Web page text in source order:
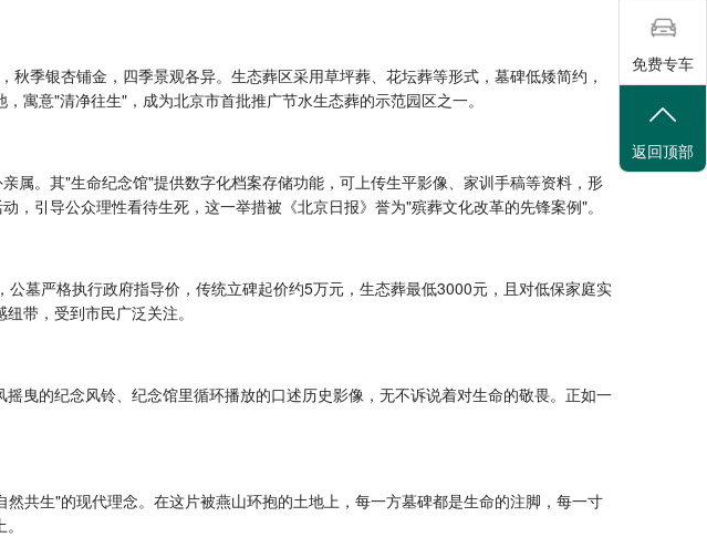
季银杏铺金，四季景观各异。生态葬区采用草坪葬、花坛葬等形式，墓碑低矮简约，
寓意"清净往生"，成为北京市首批推广节水生态葬的示范园区之一。
属。其"生命纪念馆"提供数字化档案存储功能，可上传生平影像、家训手稿等资料，形
引导公众理性看待生死，这一举措被《北京日报》誉为"殡葬文化改革的先锋案例"。
墓严格执行政府指导价，传统立碑起价约5万元，生态葬最低3000元，且对低保家庭实
带，受到市民广泛关注。
曳的纪念风铃、纪念馆里循环播放的口述历史影像，无不诉说着对生命的敬畏。正如一
共生"的现代理念。在这片被燕山环抱的土地上，每一方墓碑都是生命的注脚，每一寸
免费专车
返回顶部